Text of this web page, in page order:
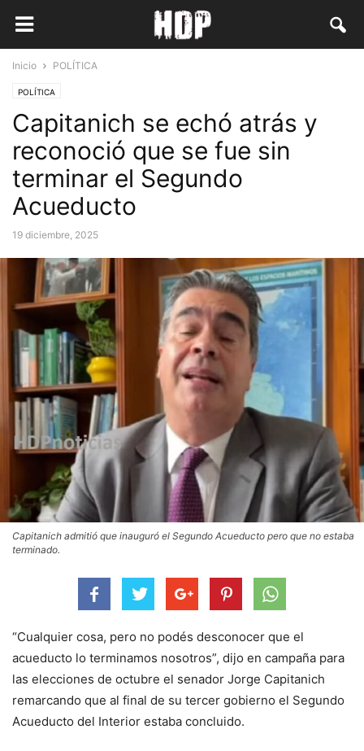
Inicio POLÍTICA
POLÍTICA
Capitanich se echó atrás y
reconoció que se fue sin
terminar el Segundo
Acueducto
19 diciembre, 2025
Capitanich admitió que inauguró el Segundo Acueducto pero que no estaba
terminado.
“Cualquier cosa, pero no podés desconocer que el
acueducto lo terminamos nosotros”, dijo en campaña para
las elecciones de octubre el senador Jorge Capitanich
remarcando que al final de su tercer gobierno el Segundo
Acueducto del Interior estaba concluido.